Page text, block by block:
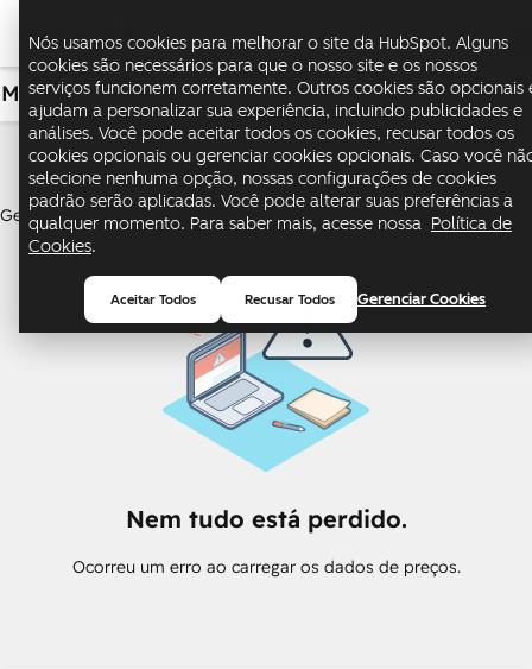
Nós usamos cookies para melhorar o site da HubSpot. Alguns
cookies são necessários para que o nosso site e os nossos
serviços funcionem corretamente. Outros cookies são opcionais
ajudam a personalizar sua experiência, incluindo publicidades e
análises. Você pode aceitar todos os cookies, recusar todos os
cookies opcionais ou gerenciar cookies opcionais. Caso você
selecione nenhuma opção, nossas configurações de cookies
padrão serão aplicadas. Você pode alterar suas preferências a
qualquer momento. Para saber mais, acesse nossa Política de
Cookies.
Gerenciar Cookies
Aceitar Todos Recusar Todos
Marketing USD
Marketing Hub
Gere leads e automatize o marketing para promover o crescimento
Nem tudo está perdido.
Ocorreu um erro ao carregar os dados de preços.